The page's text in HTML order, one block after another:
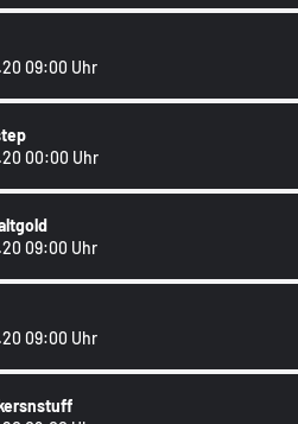
09:00 Uhr
00:00 Uhr
09:00 Uhr
09:00 Uhr